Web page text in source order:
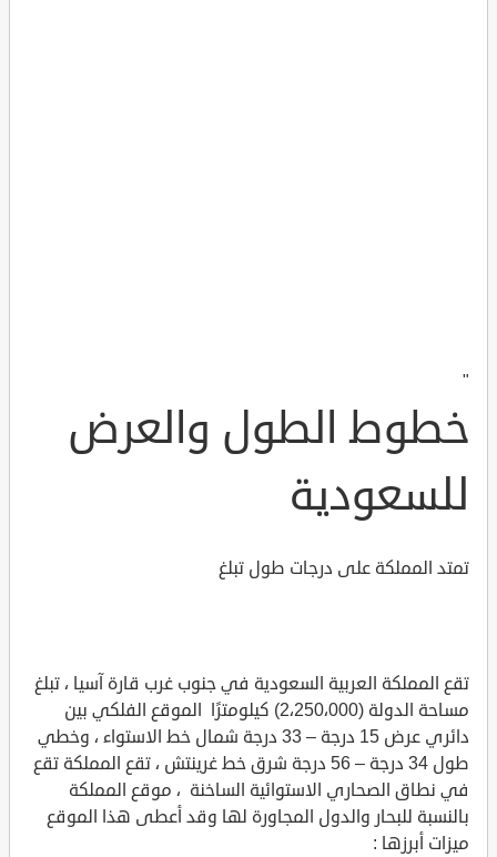
"
خطوط الطول والعرض
للسعودية
تمتد المملكة على درجات طول تبلغ
تقع المملكة العربية السعودية في جنوب غرب قارة آسيا ، تبلغ
مساحة الدولة (2،250،000) كيلومترًا الموقع الفلكي بين
دائري عرض 15 درجة – 33 درجة شمال خط الاستواء ، وخطي
طول 34 درجة – 56 درجة شرق خط غرينتش ، تقع المملكة تقع
في نطاق الصحاري الاستوائية الساخنة ، موقع المملكة
بالنسبة للبحار والدول المجاورة لها وقد أعطى هذا الموقع
ميزات أبرزها :